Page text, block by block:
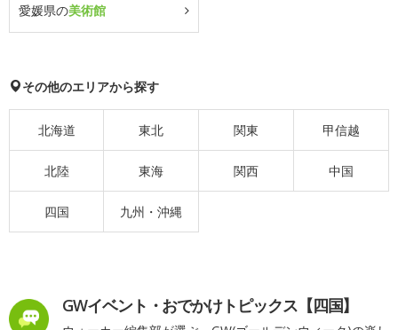
愛媛県の美術館
その他のエリアから探す
北海道 東北 関東 甲信越
北陸 東海 関西 中国
四国 九州・沖縄
GWイベント・おでかけトピックス【四国】